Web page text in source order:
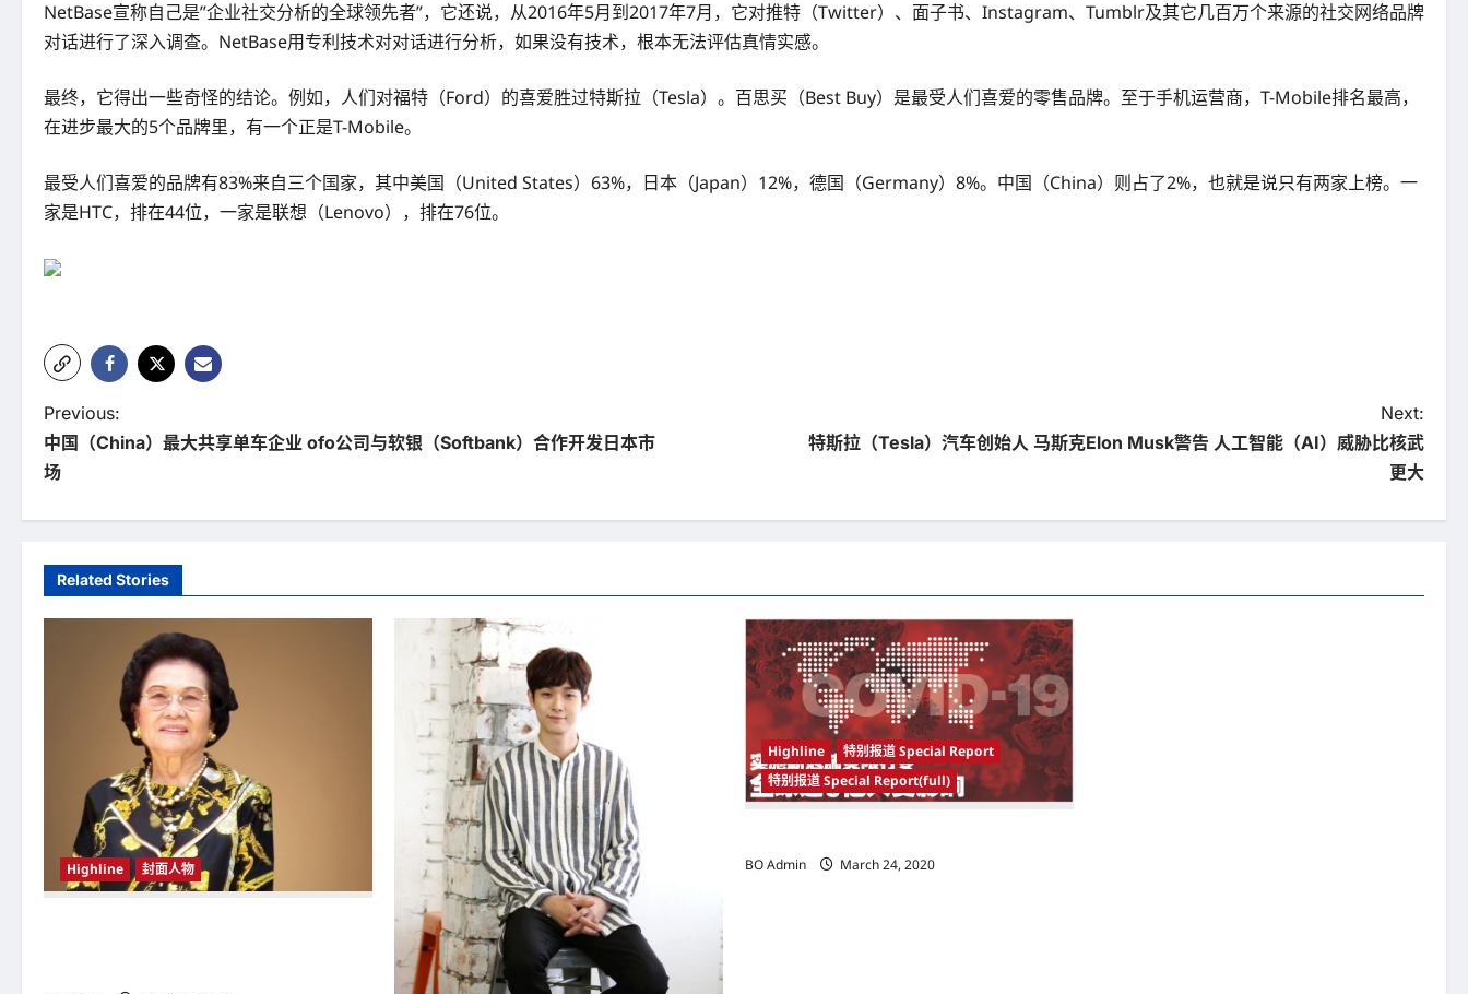
NetBase宣称自己是”企业社交分析的全球领先者”，它还说，从2016年5月到2017年7月，它对推特（Twitter）、面子书、Instagram、Tumblr及其它几百万个来源的社交网络品牌
对话进行了深入调查。NetBase用专利技术对对话进行分析，如果没有技术，根本无法评估真情实感。
最终，它得出一些奇怪的结论。例如，人们对福特（Ford）的喜爱胜过特斯拉（Tesla）。百思买（Best Buy）是最受人们喜爱的零售品牌。至于手机运营商，T-Mobile排名最高，
在进步最大的5个品牌里，有一个正是T-Mobile。
最受人们喜爱的品牌有83%来自三个国家，其中美国（United States）63%，日本（Japan）12%，德国（Germany）8%。中国（China）则占了2%，也就是说只有两家上榜。一
家是HTC，排在44位，一家是联想（Lenovo），排在76位。
P
o
n
a
o
Previous:
中国（China）最大共享单车企业 ofo公司与软银（Softbank）合作开发日本市
场
Next:
特斯拉（Tesla）汽车创始人 马斯克Elon Musk警告 人工智能（AI）威胁比核武
更大
Related Stories
Highline 封面人物
Highline
特别报道 Special Report
特别报道 Special Report(full)
BO Admin
March 24, 2020